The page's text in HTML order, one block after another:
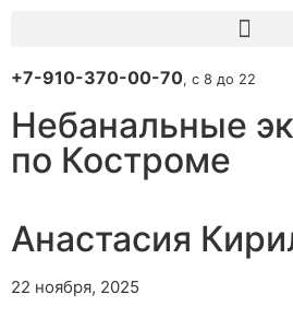
+7-910-370-00-70, с 8 до 22
Небанальные
по Костроме
Анастасия
22 ноября, 2025